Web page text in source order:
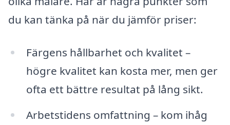
du kan tänka på när du jämför priser:
Färgens hållbarhet och kvalitet –
högre kvalitet kan kosta mer, men ger
ofta ett bättre resultat på lång sikt.
Arbetstidens omfattning – kom ihåg